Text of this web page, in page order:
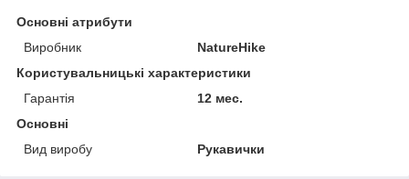
Основні атрибути
Виробник
NatureHike
Користувальницькі характеристики
Гарантія
12 мес.
Основні
Вид виробу
Рукавички